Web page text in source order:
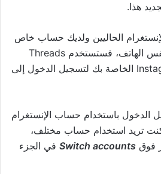
هذا.
الحاليين ولديك حساب خاص
بك مسجلاً الدخول على نفس الهاتف، فستستخدم Threads
تلقائيًا بيانات اعتماد Instagram الخاصة بك لتسجيل الدخول إلى
باستخدام حساب الإنستغرام
كنت تريد استخدام حساب مختلف،
فوق Switch accounts في الجزء